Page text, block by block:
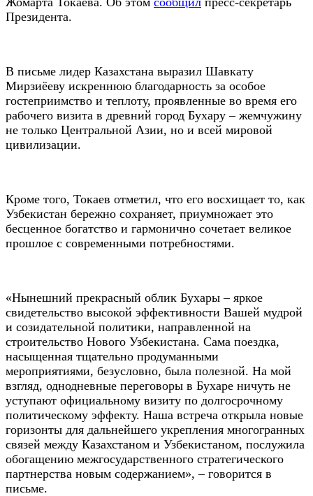
Президента.
В письме лидер Казахстана выразил Шавкату
Мирзиёеву искреннюю благодарность за особое
гостеприимство и теплоту, проявленные во время его
рабочего визита в древний город Бухару – жемчужину
не только Центральной Азии, но и всей мировой
цивилизации.
Кроме того, Токаев отметил, что его восхищает то, как
Узбекистан бережно сохраняет, приумножает это
бесценное богатство и гармонично сочетает великое
прошлое с современными потребностями.
«Нынешний прекрасный облик Бухары – яркое
свидетельство высокой эффективности Вашей мудрой
и созидательной политики, направленной на
строительство Нового Узбекистана. Сама поездка,
насыщенная тщательно продуманными
мероприятиями, безусловно, была полезной. На мой
взгляд, однодневные переговоры в Бухаре ничуть не
уступают официальному визиту по долгосрочному
политическому эффекту. Наша встреча открыла новые
горизонты для дальнейшего укрепления многогранных
связей между Казахстаном и Узбекистаном, послужила
обогащению межгосударственного стратегического
партнерства новым содержанием», – говорится в
письме.